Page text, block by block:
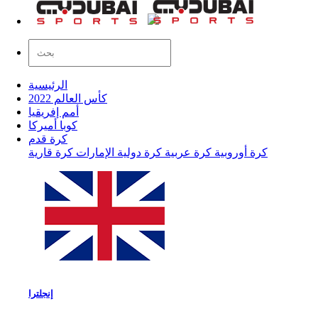
الرئيسية
كأس العالم 2022
أمم إفريقيا
كوبا أميركا
كرة قدم
كرة أوروبية كرة عربية كرة دولية الإمارات كرة قارية
إنجلترا